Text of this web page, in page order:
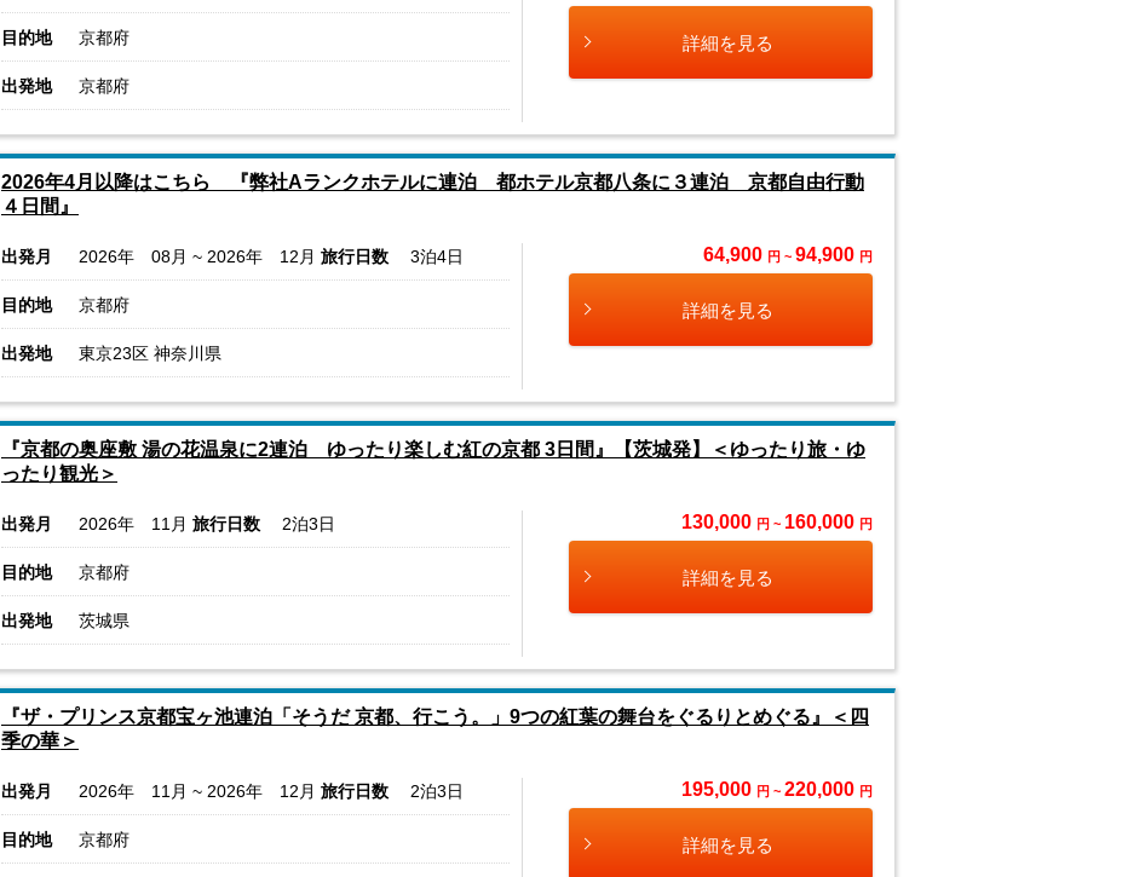
目的地 京都府
出発地 京都府
詳細を見る
2026年4月以降はこちら 『弊社Aランクホテルに連泊 都ホテル京都八条に３連泊 京都自由行動
４日間』
出発月 2026年 08月 ~ 2026年 12月 旅行日数 3泊4日
目的地 京都府
出発地 東京23区 神奈川県
64,900 円 ~ 94,900 円
詳細を見る
『京都の奥座敷 湯の花温泉に2連泊 ゆったり楽しむ紅の京都 3日間』【茨城発】＜ゆったり旅・ゆ
ったり観光＞
出発月 2026年 11月 旅行日数 2泊3日
目的地 京都府
出発地 茨城県
130,000 円 ~ 160,000 円
詳細を見る
『ザ・プリンス京都宝ヶ池連泊「そうだ 京都、行こう。」9つの紅葉の舞台をぐるりとめぐる』＜四
季の華＞
出発月 2026年 11月 ~ 2026年 12月 旅行日数 2泊3日
目的地 京都府
195,000 円 ~ 220,000 円
詳細を見る